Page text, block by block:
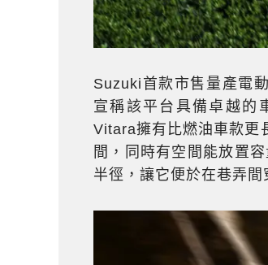
Suzuki首款市售量產電
宣稱該平台具備卓越的
Vitara擁有比燃油車款更
間，同時有空間能放置
半徑，讓它便於在巷弄間